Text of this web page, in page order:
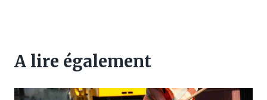
A lire également